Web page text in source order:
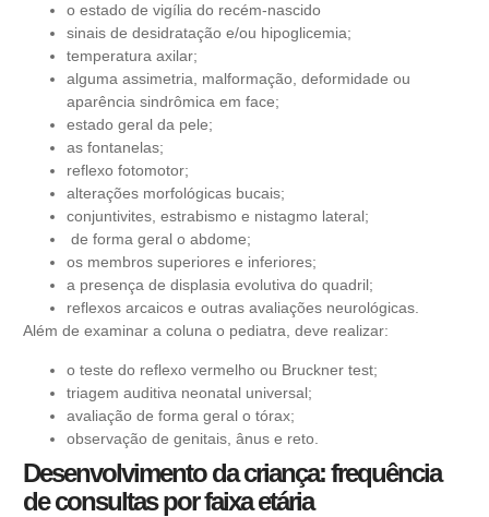
o estado de vigília do recém-nascido
sinais de desidratação e/ou hipoglicemia;
temperatura axilar;
alguma assimetria, malformação, deformidade ou
aparência sindrômica em face;
estado geral da pele;
as fontanelas;
reflexo fotomotor;
alterações morfológicas bucais;
conjuntivites, estrabismo e nistagmo lateral;
de forma geral o abdome;
os membros superiores e inferiores;
a presença de displasia evolutiva do quadril;
reflexos arcaicos e outras avaliações neurológicas.
Além de examinar a coluna o pediatra, deve realizar:
o teste do reflexo vermelho ou Bruckner test;
triagem auditiva neonatal universal;
avaliação de forma geral o tórax;
observação de genitais, ânus e reto.
Desenvolvimento da criança: frequência
de consultas por faixa etária